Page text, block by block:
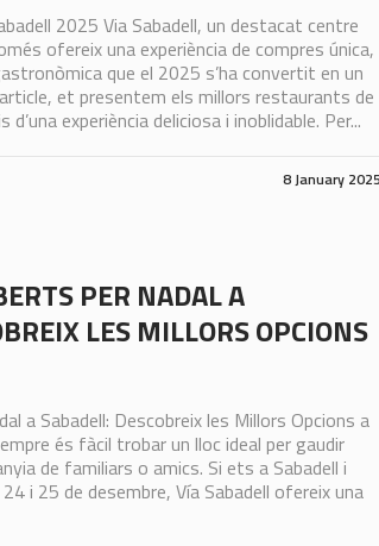
2025 Via Sabadell, un destacat centre
ofereix una experiència de compres única,
que el 2025 s’ha convertit en un
et presentem els millors restaurants de
d’una experiència deliciosa i inoblidable. Per...
8 January
PER NADAL A
LES MILLORS OPCIONS
a Sabadell: Descobreix les Millors Opcions a
és fàcil trobar un lloc ideal per gaudir
de familiars o amics. Si ets a Sabadell i
i 25 de desembre, Vía Sabadell ofereix una